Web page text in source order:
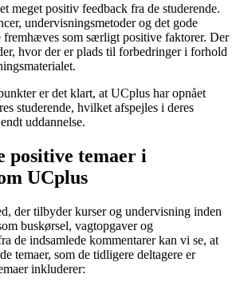
meget positiv feedback fra de studerende.
undervisningsmetoder og det gode
fremhæves som særligt positive faktorer. Der
hvor der er plads til forbedringer i forhold
er det klart, at UCplus har opnået
studerende, hvilket afspejles i deres
uddannelse.
positive temaer i
UCplus
der tilbyder kurser og undervisning inden
buskørsel, vagtopgaver og
de indsamlede kommentarer kan vi se, at
temaer, som de tidligere deltagere er
inkluderer: